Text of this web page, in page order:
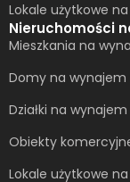
Lokale użytkowe
Nieruchomości
Mieszkania na
Domy na wynajem
Działki na
Obiekty
Lokale użytkowe